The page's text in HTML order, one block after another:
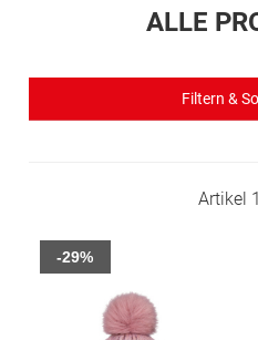
ALLE
Filtern &
Artikel 1
-29%